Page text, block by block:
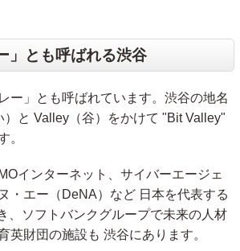
」とも呼ばれる渋谷
ー」とも呼ばれています。渋谷の地名
）と Valley（谷）をかけて "Bit Valley"
。
インターネット、サイバーエージェ
・エー（DeNA）など 日本を代表する
、ソフトバンクグループで未来の人材
英財団の施設も 渋谷にあります。